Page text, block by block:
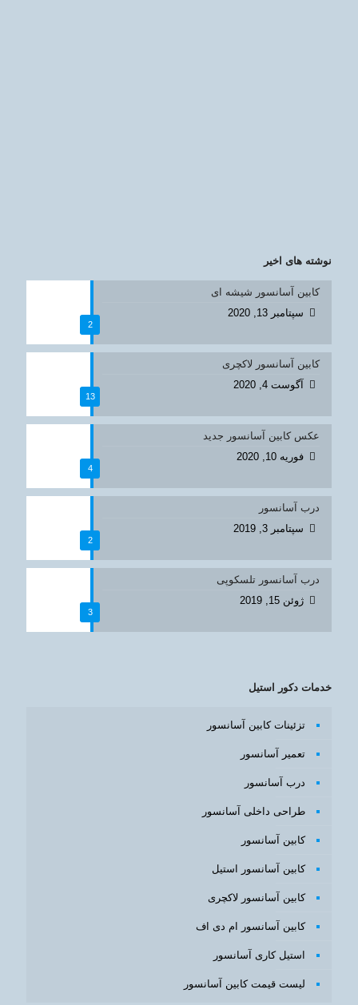
نوشته های اخیر
2
کابین آسانسور شیشه ای
سپتامبر 13, 2020
13
کابین آسانسور لاکچری
آگوست 4, 2020
4
عکس کابین آسانسور جدید
فوریه 10, 2020
2
درب آسانسور
سپتامبر 3, 2019
3
درب آسانسور تلسکوپی
ژوئن 15, 2019
خدمات دکور استیل
تزئینات کابین آسانسور
تعمیر آسانسور
درب آسانسور
طراحی داخلی آسانسور
کابین آسانسور
کابین آسانسور استیل
کابین آسانسور لاکچری
کابین آسانسور ام دی اف
استیل کاری آسانسور
لیست قیمت کابین آسانسور